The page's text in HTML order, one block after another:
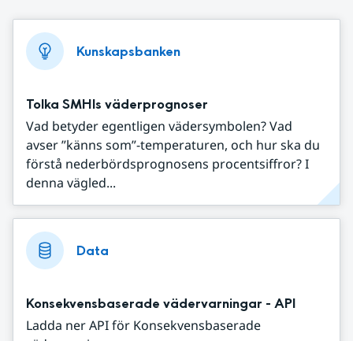
Kunskapsbanken
Tolka SMHIs väderprognoser
Vad betyder egentligen vädersymbolen? Vad
avser ”känns som”-temperaturen, och hur ska du
förstå nederbördsprognosens procentsiffror? I
denna vägled...
Data
Konsekvensbaserade vädervarningar - API
Ladda ner API för Konsekvensbaserade